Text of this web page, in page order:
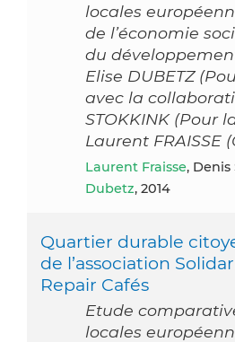
locales
de l’économie
du
Elise DUBETZ
avec la
STOKKINK (Pour
Laurent FRAISSE
Laurent Fraisse, Denis
Dubetz, 2014
Quartier durable
de l’association
Repair Cafés
Etude
locales